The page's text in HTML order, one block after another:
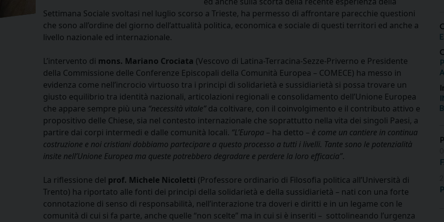
Settimana Sociale svoltasi nel luglio scorso a Trieste, ha permesso di affrontare parecchie questioni
che sono all’ordine del giorno dell’attualità politica, economica e sociale di questi territori ed anche a
livello nazionale ed internazionale.
L’intervento di mons. Mariano Crociata (Vescovo di Latina-Terracina-Sezze-Priverno e Presidente
della Commissione delle Conferenze Episcopali della Comunità Europea – COMECE) ha messo in
evidenza come nell’incrocio virtuoso tra i principi di solidarietà e sussidiarietà si possa trovare un
giusto equilibrio tra identità nazionali, articolazioni regionali e consolidamento dell’Unione Europea
che appare sempre più una “necessità vitale”da coltivare, con il coinvolgimento e il contributo attivo e
propositivo delle Chiese, sia nel contesto internazionale che soprattutto nella vita dei singoli Paesi, a
partire dai corpi intermedi e dalle comunità locali. “L’Europa – ha detto – è come un cantiere in continua
costruzione e noi cristiani dobbiamo partecipare a questo processo a tutti i livelli. Tante sono le potenzialità
insite nell’Unione Europea ma queste potrebbero degradare e perdere la loro efficacia”.
La riflessione del prof. Michele Nicoletti (Professore ordinario di Filosofia politica all’Università di
Trento) ha riportato alle fonti dei principi della solidarietà e della sussidiarietà – nati con una forte
connotazione di senso di responsabilità, nell’interazione tra doveri e diritti e in un legame con le
comunità di cui si fa parte, anche quelle “non scelte” ma in cui si è inseriti – sottolineando l’urgenza